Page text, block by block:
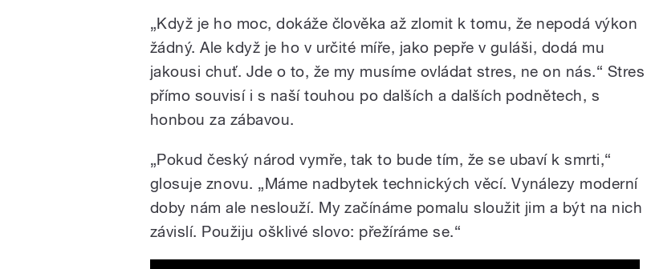
„Když je ho moc, dokáže člověka až zlomit k tomu, že nepodá výkon
žádný. Ale když je ho v určité míře, jako pepře v guláši, dodá mu
jakousi chuť. Jde o to, že my musíme ovládat stres, ne on nás.“ Stres
přímo souvisí i s naší touhou po dalších a dalších podnětech, s
honbou za zábavou.
„Pokud český národ vymře, tak to bude tím, že se ubaví k smrti,“
glosuje znovu. „Máme nadbytek technických věcí. Vynálezy moderní
doby nám ale neslouží. My začínáme pomalu sloužit jim a být na nich
závislí. Použiju ošklivé slovo: přežíráme se.“